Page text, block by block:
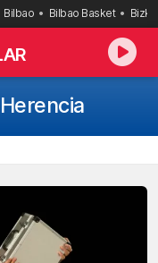
Bilbao Bilbao Basket